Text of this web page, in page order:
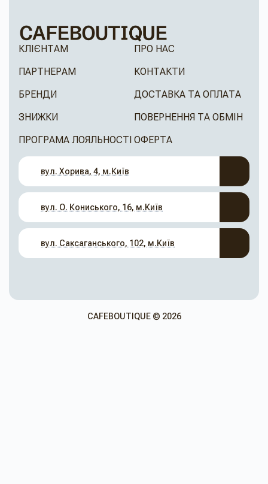
КЛІЄНТАМ
ПАРТНЕРАМ
БРЕНДИ
ЗНИЖКИ
ПРОГРАМА ЛОЯЛЬНОСТІ
ПРО НАС
КОНТАКТИ
ДОСТАВКА ТА ОПЛАТА
ПОВЕРНЕННЯ ТА ОБМІН
ОФЕРТА
вул. Хорива, 4, м.Київ
вул. О. Кониського, 16, м.Київ
вул. Саксаганського, 102, м.Київ
CAFEBOUTIQUE © 2026